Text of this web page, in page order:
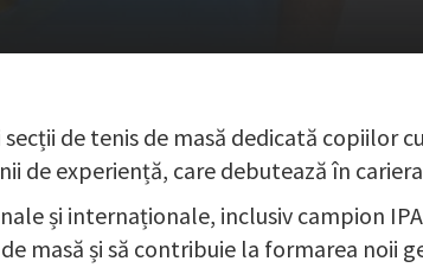
de tenis de masă dedicată copiilor
de experiență, care debutează în
și internaționale, inclusiv campion IPA
masă și să contribuie la formarea noii